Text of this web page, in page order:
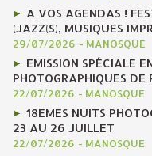
A VOS AGENDAS !
(JAZZ(S), MUSIQUES
29/07/2026 - MANOSQUE
EMISSION SPÉCIALE
PHOTOGRAPHIQUES DE
22/07/2026 - MANOSQUE
18EMES NUITS
23 AU 26 JUILLET
22/07/2026 - MANOSQUE